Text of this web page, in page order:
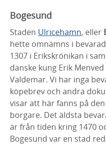
Bogesund
Staden Ulricehamn, eller
hette omnämns i
1307 i Erikskrönikan i
danske kung Erik
Valdemar. Vi har inga
köpebrev och andra
visar att här fanns på
borgare. Det äldsta
är från tiden kring 1470
Bogesund var en stad